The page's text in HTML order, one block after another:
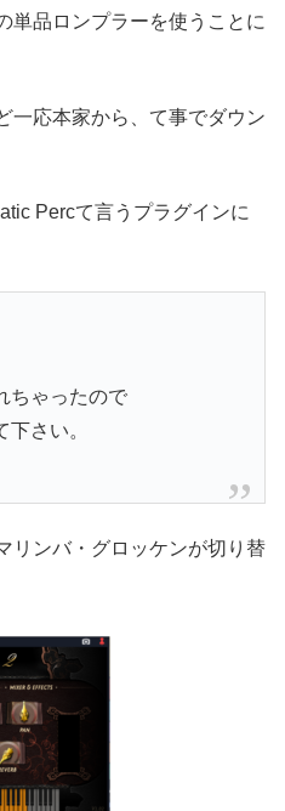
単品ロンプラーを使うことに
一応本家から、て事でダウン
Percて言うプラグインに
ちゃったので
さい。
リンバ・グロッケンが切り替